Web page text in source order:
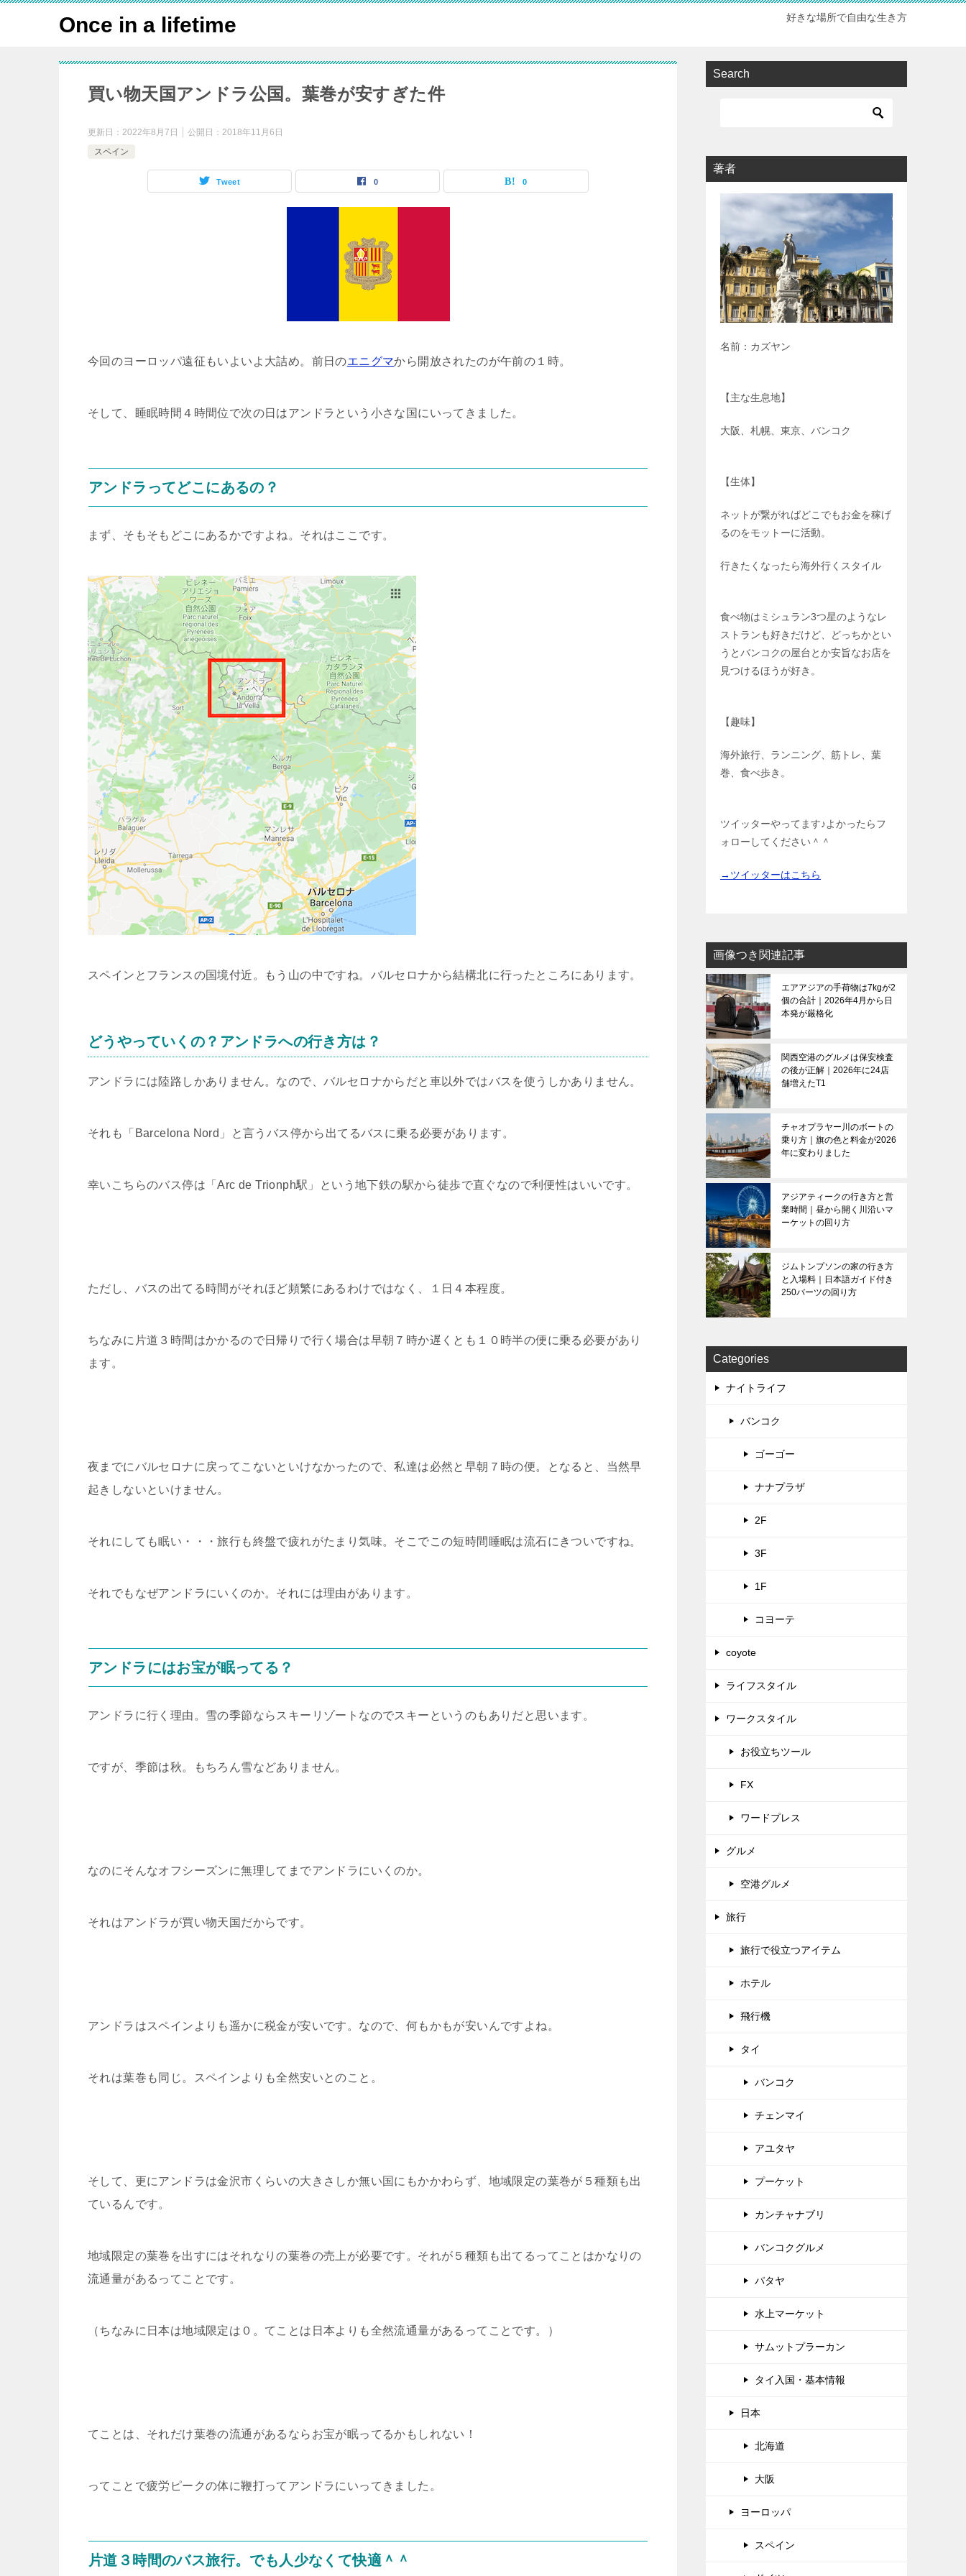
Once in a lifetime 好きな場所で自由な生き方
買い物天国アンドラ公国。葉巻が安すぎた件
更新日： 2022年8月7日 公開日： 2018年11月6日
スペイン
Tweet 0 0
今回のヨーロッパ遠征もいよいよ大詰め。前日のエニグマから開放されたのが午前の１時。
そして、睡眠時間４時間位で次の日はアンドラという小さな国にいってきました。
アンドラってどこにあるの？
まず、そもそもどこにあるかですよね。それはここです。
スペインとフランスの国境付近。もう山の中ですね。バルセロナから結構北に行ったところにあります。
どうやっていくの？アンドラへの行き方は？
アンドラには陸路しかありません。なので、バルセロナからだと車以外ではバスを使うしかありません。
それも「Barcelona Nord」と言うバス停から出てるバスに乗る必要があります。
幸いこちらのバス停は「Arc de Trionph駅」という地下鉄の駅から徒歩で直ぐなので利便性はいいです。
ただし、バスの出てる時間がそれほど頻繁にあるわけではなく、１日４本程度。
ちなみに片道３時間はかかるので日帰りで行く場合は早朝７時か遅くとも１０時半の便に乗る必要があり
ます。
夜までにバルセロナに戻ってこないといけなかったので、私達は必然と早朝７時の便。となると、当然早
起きしないといけません。
それにしても眠い・・・旅行も終盤で疲れがたまり気味。そこでこの短時間睡眠は流石にきついですね。
それでもなぜアンドラにいくのか。それには理由があります。
アンドラにはお宝が眠ってる？
アンドラに行く理由。雪の季節ならスキーリゾートなのでスキーというのもありだと思います。
ですが、季節は秋。もちろん雪などありません。
なのにそんなオフシーズンに無理してまでアンドラにいくのか。
それはアンドラが買い物天国だからです。
アンドラはスペインよりも遥かに税金が安いです。なので、何もかもが安いんですよね。
それは葉巻も同じ。スペインよりも全然安いとのこと。
そして、更にアンドラは金沢市くらいの大きさしか無い国にもかかわらず、地域限定の葉巻が５種類も出
ているんです。
地域限定の葉巻を出すにはそれなりの葉巻の売上が必要です。それが５種類も出てるってことはかなりの
流通量があるってことです。
（ちなみに日本は地域限定は０。てことは日本よりも全然流通量があるってことです。）
てことは、それだけ葉巻の流通があるならお宝が眠ってるかもしれない！
ってことで疲労ピークの体に鞭打ってアンドラにいってきました。
片道３時間のバス旅行。でも人少なくて快適＾＾
Search
著者
名前：カズヤン
【主な生息地】
大阪、札幌、東京、バンコク
【生体】
ネットが繋がればどこでもお金を稼げ
るのをモットーに活動。
行きたくなったら海外行くスタイル
食べ物はミシュラン3つ星のようなレ
ストランも好きだけど、どっちかとい
うとバンコクの屋台とか安旨なお店を
見つけるほうが好き。
【趣味】
海外旅行、ランニング、筋トレ、葉
巻、食べ歩き。
ツイッターやってます♪よかったらフ
ォローしてください＾＾
→ツイッターはこちら
画像つき関連記事
エアアジアの手荷物は7kgが2
個の合計｜2026年4月から日
本発が厳格化
関西空港のグルメは保安検査
の後が正解｜2026年に24店
舗増えたT1
チャオプラヤー川のボートの
乗り方｜旗の色と料金が2026
年に変わりました
アジアティークの行き方と営
業時間｜昼から開く川沿いマ
ーケットの回り方
ジムトンプソンの家の行き方
と入場料｜日本語ガイド付き
250バーツの回り方
Categories
ナイトライフ
バンコク
ゴーゴー
ナナプラザ
2F
3F
1F
コヨーテ
coyote
ライフスタイル
ワークスタイル
お役立ちツール
FX
ワードプレス
グルメ
空港グルメ
旅行
旅行で役立つアイテム
ホテル
飛行機
タイ
バンコク
チェンマイ
アユタヤ
プーケット
カンチャナブリ
バンコクグルメ
パタヤ
水上マーケット
サムットプラーカン
タイ入国・基本情報
日本
北海道
大阪
ヨーロッパ
スペイン